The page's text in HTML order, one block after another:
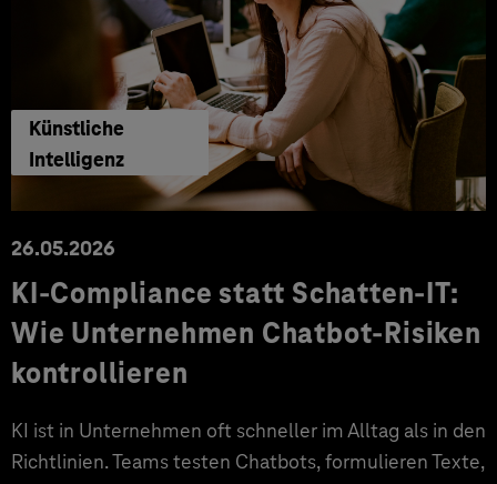
Künstliche
Intelligenz
26.05.2026
KI-Compliance statt Schatten-IT:
Wie Unternehmen Chatbot-Risiken
kontrollieren
KI ist in Unternehmen oft schneller im Alltag als in den
Richtlinien. Teams testen Chatbots, formulieren Texte,